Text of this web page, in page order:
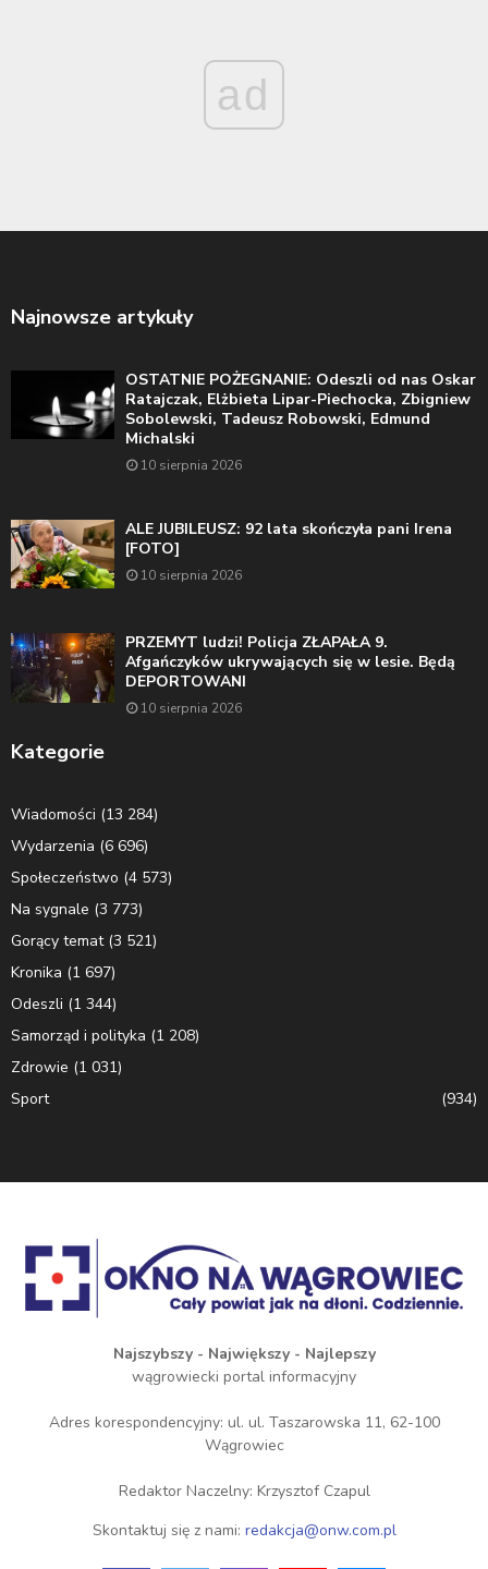
ad
Najnowsze artykuły
OSTATNIE POŻEGNANIE: Odeszli od nas Oskar
Ratajczak, Elżbieta Lipar-Piechocka, Zbigniew
Sobolewski, Tadeusz Robowski, Edmund
Michalski
10 sierpnia 2026
ALE JUBILEUSZ: 92 lata skończyła pani Irena
[FOTO]
10 sierpnia 2026
PRZEMYT ludzi! Policja ZŁAPAŁA 9.
Afgańczyków ukrywających się w lesie. Będą
DEPORTOWANI
10 sierpnia 2026
Kategorie
Wiadomości (13 284)
Wydarzenia (6 696)
Społeczeństwo (4 573)
Na sygnale (3 773)
Gorący temat(3 521)
Kronika (1 697)
Odeszli (1 344)
Samorząd i polityka (1 208)
Zdrowie (1 031)
Sport
(934)
Najszybszy - Największy - Najlepszy
wągrowiecki portal informacyjny
Adres korespondencyjny: ul. ul. Taszarowska 11, 62-100
Wągrowiec
Redaktor Naczelny: Krzysztof Czapul
Skontaktuj się z nami: redakcja@onw.com.pl